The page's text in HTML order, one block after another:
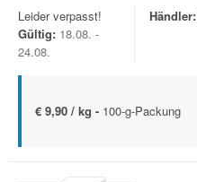
Leider verpasst!
Gültig: 18.08. -
24.08.
Händler:
€ 9,90 / kg - 100-g-Packung